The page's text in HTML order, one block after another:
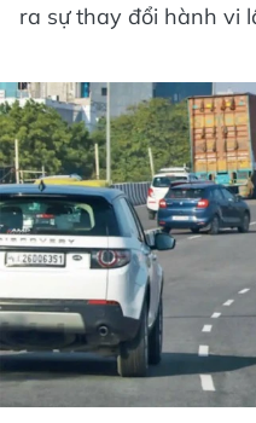
ra sự thay đổi hành vi